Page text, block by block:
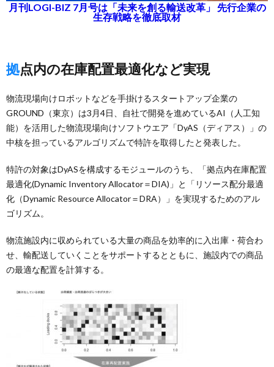
月刊LOGI-BIZ 7月号は「未来を創る輸送改革」 先行企業の
生存戦略を徹底取材
拠点内の在庫配置最適化など実現
物流現場向けロボットなどを手掛けるスタートアップ企業の
GROUND（東京）は3月4日、自社で開発を進めているAI（人工知
能）を活用した物流現場向けソフトウエア「DyAS（ディアス）」の
中核を担っているアルゴリズムで特許を取得したと発表した。
特許の対象はDyASを構成するモジュールのうち、「拠点内在庫配置
最適化(Dynamic Inventory Allocator＝DIA)」と「リソース配分最適
化（Dynamic Resource Allocator＝DRA）」を実現するためのアル
ゴリズム。
物流施設内に収められている大量の商品を効率的に入出庫・荷合わ
せ、輸配送していくことをサポートするとともに、施設内での商品
の最適な配置を計算する。